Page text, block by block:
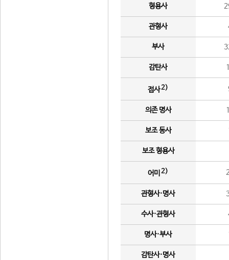
형용사
관형사
부사
감탄사
접사2)
의존 명사
보조 동사
보조 형용사
어미 2)
관형사·명사
수사·관형사
명사·부사
감탄사·명사